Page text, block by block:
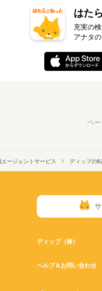
はた
充実の
アナタ
ペ
ージェントサービス ディップの
ディップ（株）
ヘルプ＆お問い合わせ